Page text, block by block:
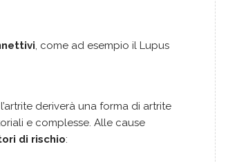
, come ad esempio il Lupus
deriverà una forma di artrite
e complesse. Alle cause
di rischio: